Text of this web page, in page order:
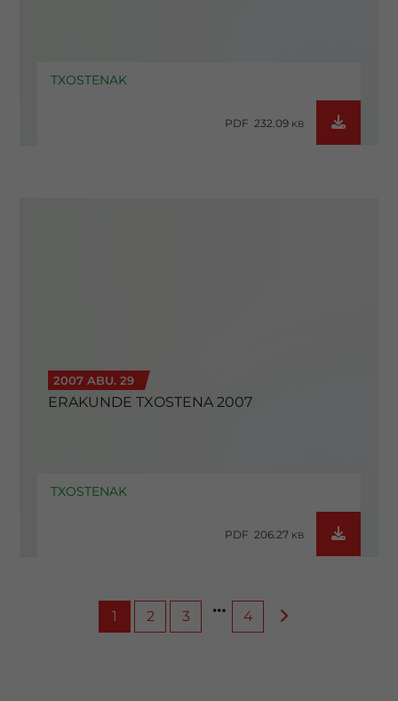
TXOSTENAK
PDF 232.09 KB
2007 ABU. 29
ERAKUNDE TXOSTENA 2007
TXOSTENAK
PDF 206.27 KB
1 2 3 4